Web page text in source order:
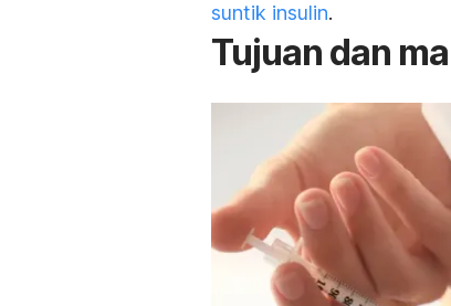
suntik insulin.
Tujuan dan